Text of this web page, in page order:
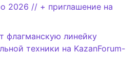
2026 // + приглашение на
флагманскую линейку
техники на KazanForum-